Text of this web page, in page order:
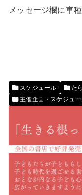
メッセージ欄に車
スケジュール
た
主催企画・スケジュー